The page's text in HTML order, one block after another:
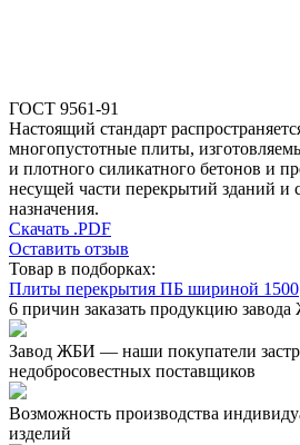
ГОСТ 9561-91
Настоящий стандарт
многопустотные плиты,
и плотного силикатного бетонов и
несущей части перекрытий зданий и
назначения.
Скачать .PDF
Оставить отзыв
Товар в подборках:
Плиты перекрытия ПБ шириной 1500
6 причин заказать продукцию
Завод ЖБИ — наши покупатели
недобросовестных поставщиков
Возможность производства
изделий